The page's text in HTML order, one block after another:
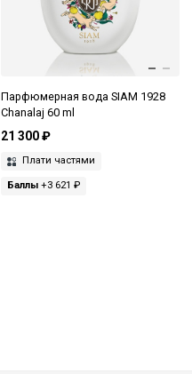
Парфюмерная вода SIAM 1928
Chanalaj 60 ml
21 300 ₽
Плати частями
Баллы+3 621 ₽